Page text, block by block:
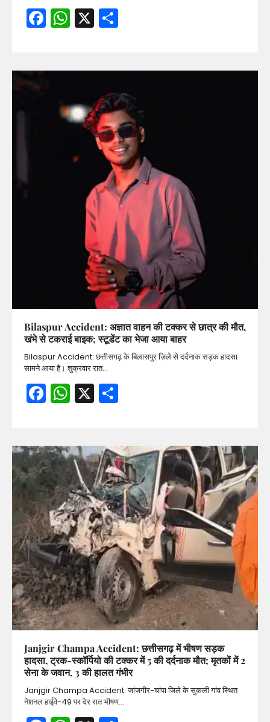
Facebook
WhatsApp
X
Bilaspur Accident: अज्ञात वाहन की टक्कर से छात्र की मौत,
खंभे से टकराई बाइक; स्टूडेंट का भेजा आया बाहर
Bilaspur Accident: छत्तीसगढ़ के बिलासपुर ज़िले से दर्दनाक सड़क हादसा
सामने आया है। शुक्रवार रात…
Facebook
WhatsApp
X
Janjgir Champa Accident: छत्तीसगढ़ में भीषण सड़क
हादसा, ट्रक-स्कॉर्पियो की टक्कर में 5 की दर्दनाक मौत; मृतकों में 2
सेना के जवान, 3 की हालत गंभीर
Janjgir Champa Accident: जांजगीर-चांपा जिले के सुकली गांव स्थित
नेशनल हाईवे-49 पर देर रात भीषण…